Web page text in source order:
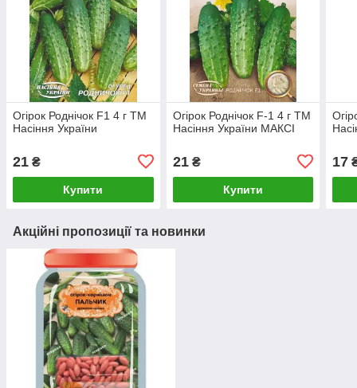
Огірок Роднічок F1 4 г ТМ
Насіння України
21 ₴
Купити
Огірок Роднічок F-1 4 г ТМ
Насіння України МАКСІ
21₴
Купити
17
Акційні пропозиції та новинки